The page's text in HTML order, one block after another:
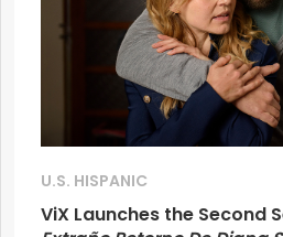
U.S. HISPANIC
ViX Launches the Second